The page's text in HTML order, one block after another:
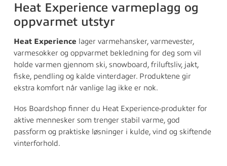
Heat Experience varmeplagg og
oppvarmet utstyr
Heat Experience lager varmehansker, varmevester,
varmesokker og oppvarmet bekledning for deg som vil
holde varmen gjennom ski, snowboard, friluftsliv, jakt,
fiske, pendling og kalde vinterdager. Produktene gir
ekstra komfort når vanlige lag ikke er nok.
Hos Boardshop finner du Heat Experience-produkter for
aktive mennesker som trenger stabil varme, god
passform og praktiske løsninger i kulde, vind og skiftende
vinterforhold.